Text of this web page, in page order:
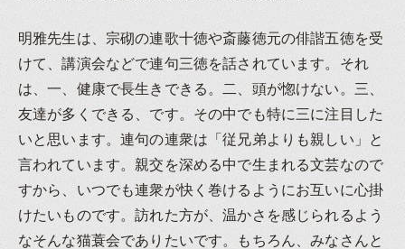
明雅先生は、宗砌の連歌十徳や斎藤徳元の俳諧五徳を受
けて、講演会などで連句三徳を話されています。それ
は、一、健康で長生きできる。二、頭が惚けない。三、
友達が多くできる、です。その中でも特に三に注目した
いと思います。連句の連衆は「従兄弟よりも親しい」と
言われています。親交を深める中で生まれる文芸なので
すから、いつでも連衆が快く巻けるようにお互いに心掛
けたいものです。訪れた方が、温かさを感じられるよう
なそんな猫蓑会でありたいです。もちろん、みなさんと